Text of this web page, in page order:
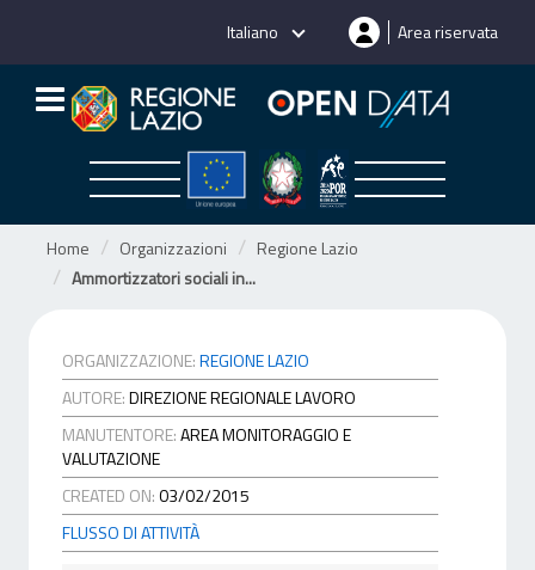
Italiano Area riservata
Home Organizzazioni
Regione Lazio
Ammortizzatori sociali in...
ORGANIZZAZIONE:REGIONE LAZIO
AUTORE:DIREZIONE REGIONALE LAVORO
MANUTENTORE:AREA MONITORAGGIO E
VALUTAZIONE
CREATED ON:03/02/2015
FLUSSO DI ATTIVITÀ